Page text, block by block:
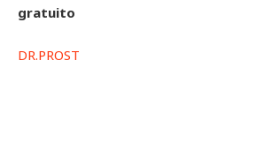
gratuito
DR.PROST